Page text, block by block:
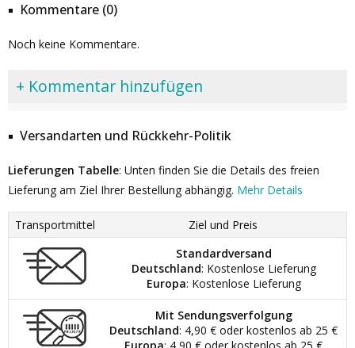
Kommentare (0)
Noch keine Kommentare.
+ Kommentar hinzufügen
Versandarten und Rückkehr-Politik
Lieferungen Tabelle: Unten finden Sie die Details des freien
Lieferung am Ziel Ihrer Bestellung abhängig. Mehr Details
Transportmittel
Ziel und Preis
Standardversand
Deutschland: Kostenlose Lieferung
Europa: Kostenlose Lieferung
Mit Sendungsverfolgung
Deutschland: 4,90 € oder kostenlos ab 25 €